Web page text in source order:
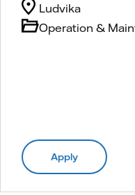
Operation &
Ludvika
Apply